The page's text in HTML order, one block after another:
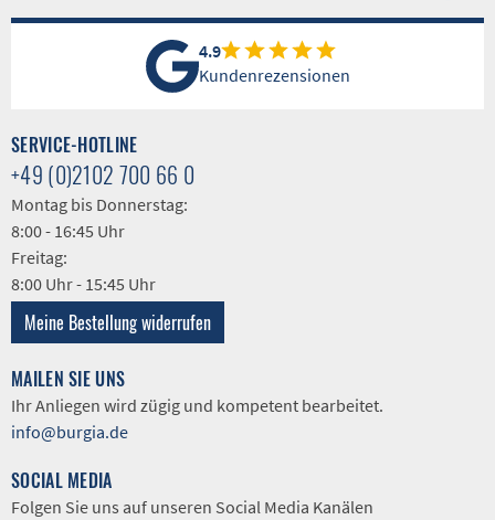
4.9
Kundenrezensionen
SERVICE-HOTLINE
+49 (0)2102 700 66 0
Montag bis Donnerstag:
8:00 - 16:45 Uhr
Freitag:
8:00 Uhr - 15:45 Uhr
Meine Bestellung widerrufen
MAILEN SIE UNS
Ihr Anliegen wird zügig und kompetent bearbeitet.
info@burgia.de
SOCIAL MEDIA
Folgen Sie uns auf unseren Social Media Kanälen